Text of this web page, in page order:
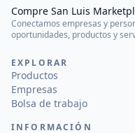
Compre San Luis
Conectamos empresas y
oportunidades, productos y
EXPLORAR
Productos
Empresas
Bolsa de trabajo
INFORMACIÓN